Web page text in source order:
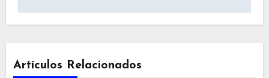
Artículos Relacionados